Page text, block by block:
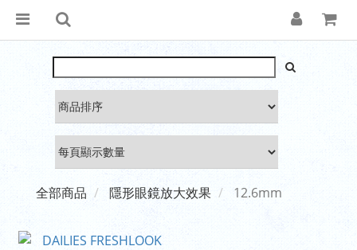
全部商品 隱形眼鏡放大效果 12.6mm